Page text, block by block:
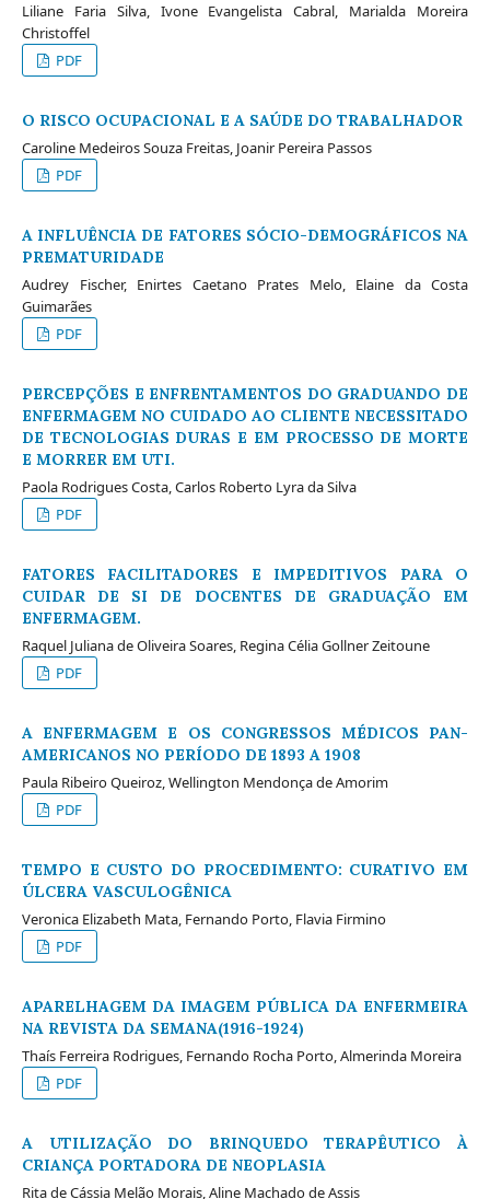
Liliane Faria Silva, Ivone Evangelista Cabral, Marialda Moreira
Christoffel
PDF
O RISCO OCUPACIONAL E A SAÚDE DO TRABALHADOR
Caroline Medeiros Souza Freitas, Joanir Pereira Passos
PDF
A INFLUÊNCIA DE FATORES SÓCIO-DEMOGRÁFICOS NA
PREMATURIDADE
Audrey Fischer, Enirtes Caetano Prates Melo, Elaine da Costa
Guimarães
PDF
PERCEPÇÕES E ENFRENTAMENTOS DO GRADUANDO DE
ENFERMAGEM NO CUIDADO AO CLIENTE NECESSITADO
DE TECNOLOGIAS DURAS E EM PROCESSO DE MORTE
E MORRER EM UTI.
Paola Rodrigues Costa, Carlos Roberto Lyra da Silva
PDF
FATORES FACILITADORES E IMPEDITIVOS PARA O
CUIDAR DE SI DE DOCENTES DE GRADUAÇÃO EM
ENFERMAGEM.
Raquel Juliana de Oliveira Soares, Regina Célia Gollner Zeitoune
PDF
A ENFERMAGEM E OS CONGRESSOS MÉDICOS PAN-
AMERICANOS NO PERÍODO DE 1893 A 1908
Paula Ribeiro Queiroz, Wellington Mendonça de Amorim
PDF
TEMPO E CUSTO DO PROCEDIMENTO: CURATIVO EM
ÚLCERA VASCULOGÊNICA
Veronica Elizabeth Mata, Fernando Porto, Flavia Firmino
PDF
APARELHAGEM DA IMAGEM PÚBLICA DA ENFERMEIRA
NA REVISTA DA SEMANA(1916-1924)
Thaís Ferreira Rodrigues, Fernando Rocha Porto, Almerinda Moreira
PDF
A UTILIZAÇÃO DO BRINQUEDO TERAPÊUTICO À
CRIANÇA PORTADORA DE NEOPLASIA
Rita de Cássia Melão Morais, Aline Machado de Assis